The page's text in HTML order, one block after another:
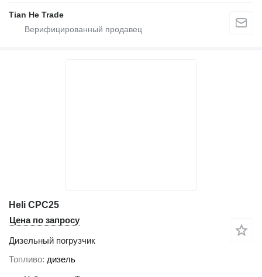
Tian He Trade
Heli CPC25
Цена по запросу
Дизельный погрузчик
Топливо дизель